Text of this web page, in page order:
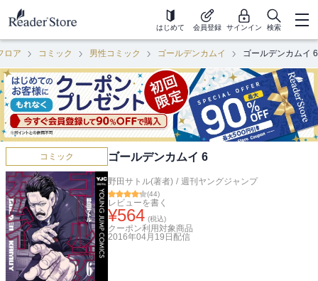
はじめて 会員登録 サインイン 検索
ロア コミック 男性コミック ゴールデンカムイ ゴールデンカムイ 6
コミック ゴールデンカムイ 6
野田サトル(著者) / 週刊ヤングジャンプ
(44)
レビューを書く
¥564 (税込)
クーポン利用対象商品
2016年04月19日 配信